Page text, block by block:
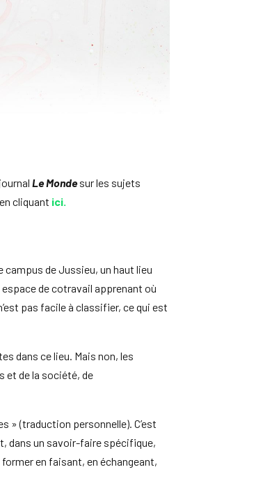
LeMondesur les sujets
cliquant ici.
campus de Jussieu, un haut lieu
espace de cotravail apprenant où
pas facile à classifier, ce qui est
dans ce lieu. Mais non, les
et de la société, de
» (traduction personnelle). C’est
dans un savoir-faire spécifique,
en faisant, en échangeant,